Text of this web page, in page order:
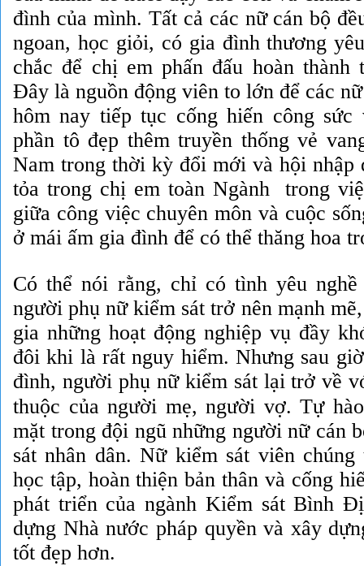
đình của mình. Tất cả các nữ cán bộ
ngoan, học giỏi, có gia đình thương
chắc để chị em phấn đấu hoàn
Đây là nguồn động viên to lớn để các
hôm nay tiếp tục cống hiến công sức
phần tô đẹp thêm truyền thống vẻ
Nam trong thời kỳ đổi mới và hội nhập
tỏa trong chị em toàn Ngành trong
giữa công việc chuyên môn và cuộc
ở mái ấm gia đình để có thể thăng hoa
Có thể nói rằng, chỉ có tình yêu
người phụ nữ kiểm sát trở nên mạnh
gia những hoạt động nghiệp vụ đầy
đôi khi là rất nguy hiểm. Nhưng sau
đình, người phụ nữ kiểm sát lại trở về
thuộc của người mẹ, người vợ. Tự
mặt trong đội ngũ những người nữ cán
sát nhân dân. Nữ kiểm sát viên
học tập, hoàn thiện bản thân và cống
phát triển của ngành Kiểm sát Bình
dựng Nhà nước pháp quyền và xây
tốt đẹp hơn.